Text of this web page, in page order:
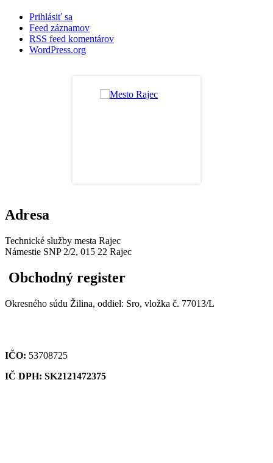
Prihlásiť sa
Feed záznamov
RSS feed komentárov
WordPress.org
Adresa
Technické služby mesta Rajec
Námestie SNP 2/2, 015 22 Rajec
Obchodný register
Okresného súdu Žilina, oddiel: Sro, vložka č. 77013/L
IČO: 53708725
IČ DPH: SK2121472375